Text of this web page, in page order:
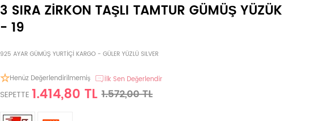
3 SIRA ZİRKON TAŞLI TAMTUR GÜMÜŞ YÜZÜK
- 19
925 AYAR GÜMÜŞ YURTİÇİ KARGO - GÜLER YÜZLÜ SILVER
Henüz Değerlendirilmemiş İlk Sen Değerlendir
SEPETTE 1.414,80 TL 1.572,00 TL